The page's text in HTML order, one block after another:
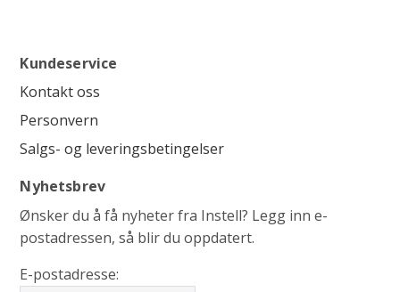
Kundeservice
Kontakt oss
Personvern
Salgs- og leveringsbetingelser
Nyhetsbrev
Ønsker du å få nyheter fra Instell? Legg inn e-
postadressen, så blir du oppdatert.
E-postadresse: